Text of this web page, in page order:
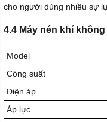
cho người dùng nhiều sự
4.4 Máy nén khí
Model
Công suất
Điện áp
Áp lực